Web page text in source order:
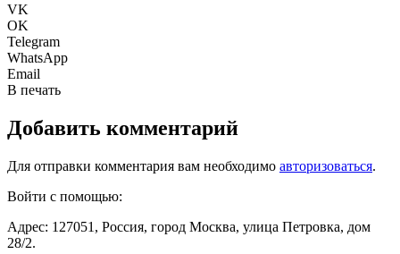
VK
OK
Telegram
WhatsApp
Email
В печать
Добавить комментарий
Для отправки комментария вам необходимо авторизоваться.
Войти с помощью:
Адрес: 127051, Россия, город Москва, улица Петровка, дом
28/2.